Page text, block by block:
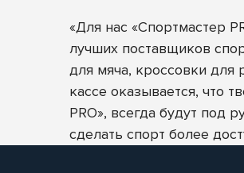
«Для нас «Спортмастер
лучших поставщиков
для мяча, кроссовки для
кассе оказывается, что
PRO», всегда будут под
сделать спорт более